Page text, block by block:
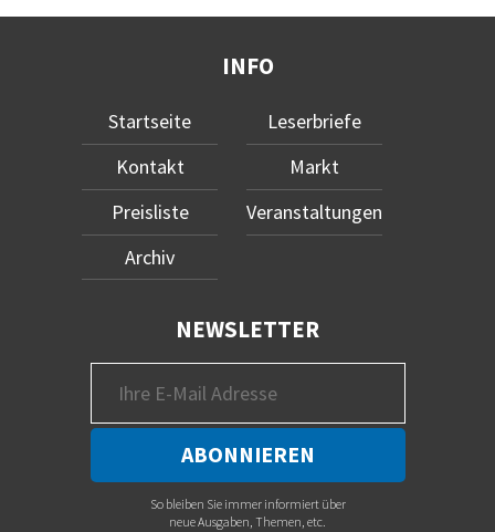
INFO
Startseite
Kontakt
Preisliste
Archiv
Leserbriefe
Markt
Veranstaltungen
NEWSLETTER
So bleiben Sie immer informiert über
neue Ausgaben, Themen, etc.